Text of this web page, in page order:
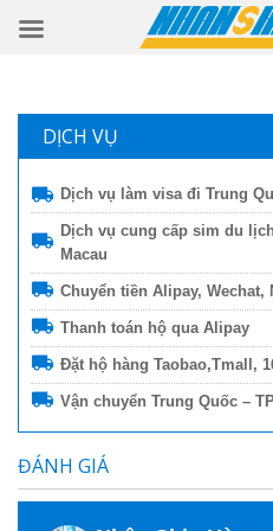
DỊCH VỤ
Dịch vụ làm visa đi Trung
Dịch vụ cung cấp sim du
Macau
Chuyển tiền Alipay, Wechat,
Thanh toán hộ qua Alipay
Đặt hộ hàng Taobao,Tmall,
Vận chuyển Trung Quốc –
ĐÁNH GIÁ